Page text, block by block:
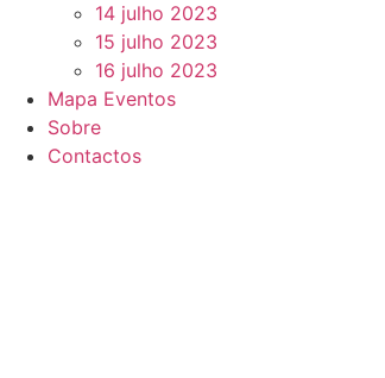
14 julho 2023
15 julho 2023
16 julho 2023
Mapa Eventos
Sobre
Contactos